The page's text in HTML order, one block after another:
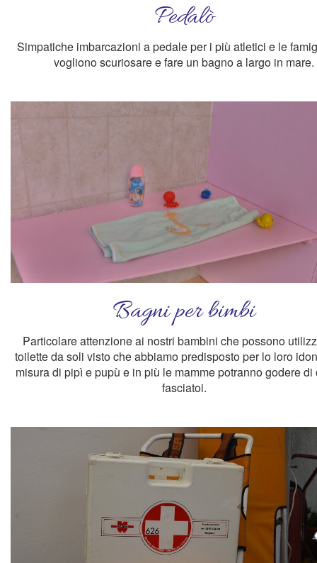
Pedalò
Simpatiche imbarcazioni a pedale per i più atletici e le
vogliono scuriosare e fare un bagno a largo in mare.
Bagni per bimbi
Particolare attenzione ai nostri bambini che possono
toilette da soli visto che abbiamo predisposto per lo loro
misura di pipì e pupù e in più le mamme potranno godere di
fasciatoi.